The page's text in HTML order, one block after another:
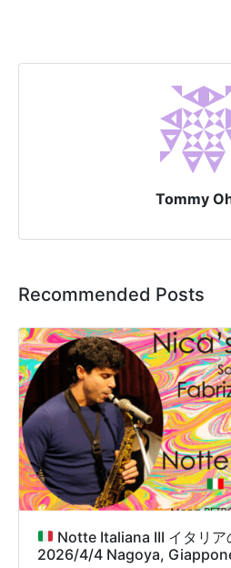
Tommy
Recommended Posts
Notte Italiana III イタリア
2026/4/4 Nagoya,